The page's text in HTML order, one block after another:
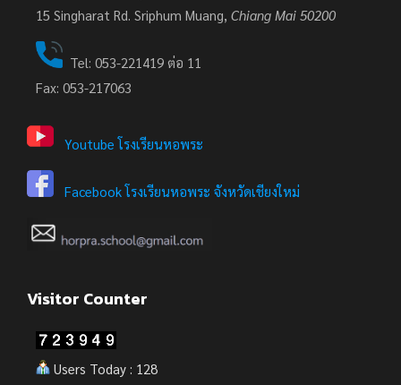
15 Singharat Rd. Sriphum Muang, Chiang Mai 50200
Tel: 053-221419 ต่อ 11
Fax: 053-217063
Youtube โรงเรียนหอพระ
Facebook โรงเรียนหอพระ จังหวัดเชียงใหม่
Visitor Counter
Users Today : 128